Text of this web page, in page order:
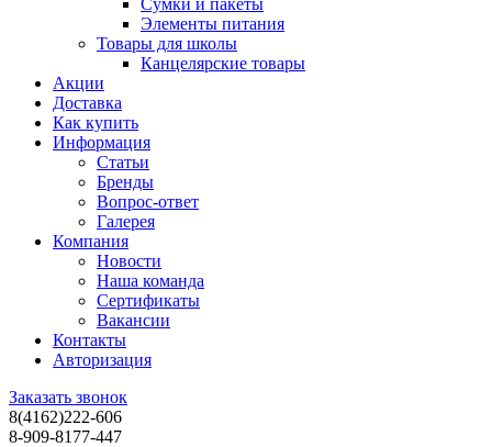
Сумки и пакеты
Элементы питания
Товары для школы
Канцелярские товары
Акции
Доставка
Как купить
Информация
Статьи
Бренды
Вопрос-ответ
Галерея
Компания
Новости
Наша команда
Сертификаты
Вакансии
Контакты
Авторизация
Заказать звонок
8(4162)222-606
8-909-8177-447